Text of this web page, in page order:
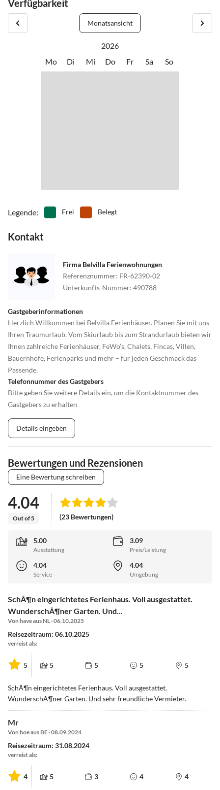
Verfügbarkeit
Monatsansicht
2026
Mo
Di Mi Do Fr Sa So
Legende: Frei Belegt
Kontakt
Firma Belvilla Ferienwohnungen
Referenznummer: FR-62390-02
Unterkunfts-Nummer: 490788
Gastgeberinformationen
Herzlich Willkommen bei Belvilla Ferienhäuser. Planen Sie mit uns
Ihren Traumurlaub. Vom Skiurlaub bis zum Strandurlaub bieten wir
Ihnen zahlreiche Ferienhäuser, FeWo’s, Chalets, Fincas, Villen,
Bauernhöfe, Ferienparks und mehr – für jeden Geschmack das
Passende.
Telefonnummer des Gastgebers
Bitte geben Sie weitere Details ein, um die Kontaktnummer des
Gastgebers zu erhalten
Details eingeben
Bewertungen und Rezensionen
Eine Bewertung schreiben
4.04
Out of 5 (23 Bewertungen)
5.00
Ausstattung
3.09
Preis/Leistung
4.04
Service
4.04
Umgebung
SchÃ¶n eingerichtetes Ferienhaus. Voll ausgestattet.
WunderschÃ¶ner Garten. Und...
Von have aus NL · 06.10.2025
Reisezeitraum: 06.10.2025
verreist als:
5 5 5 5 5
SchÃ¶n eingerichtetes Ferienhaus. Voll ausgestattet.
WunderschÃ¶ner Garten. Und sehr freundliche Vermieter.
Mr
Von hoe aus BE · 08.09.2024
Reisezeitraum: 31.08.2024
verreist als:
4 5 3 4 4